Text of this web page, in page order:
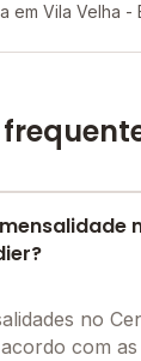
em Vila Velha -
no
com